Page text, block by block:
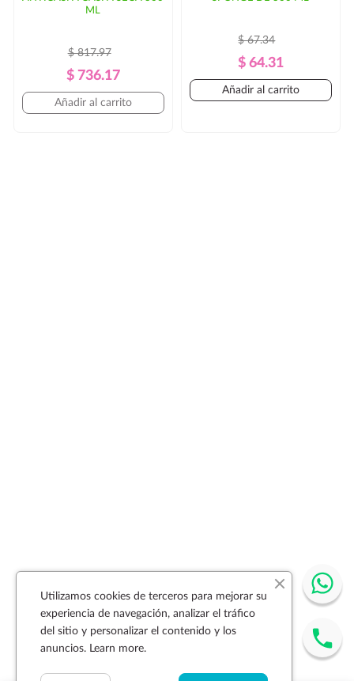
ML
Precio
Regular
$ 817.97
Precio
$ 736.17
Añadir al carrito
Precio
Regular
$ 67.34
Precio
$ 64.31
Añadir al carrito
Utilizamos cookies de terceros para mejorar su
experiencia de navegación, analizar el tráfico
del sitio y personalizar el contenido y los
anuncios. Learn more.